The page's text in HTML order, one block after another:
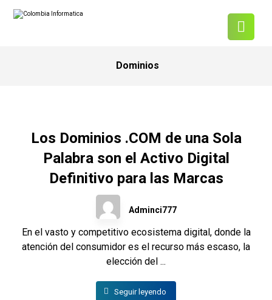
Dominios
Los Dominios .COM de una Sola
Palabra son el Activo Digital
Definitivo para las Marcas
Adminci777
En el vasto y competitivo ecosistema digital, donde la
atención del consumidor es el recurso más escaso, la
elección del ...
Seguir leyendo